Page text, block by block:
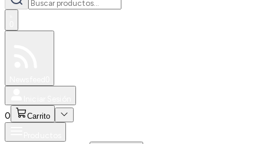
0 Carrito